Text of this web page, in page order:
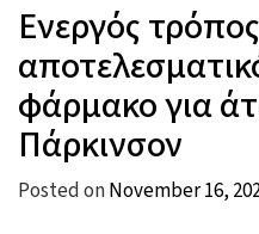
Τι
κάνουμε;»”
η
εκδήλωση
«Η
ευλογιά
των
προβάτων.
Τι
Ενεργός
φάρμακο για
Πάρκινσον
Posted onNovember 16,